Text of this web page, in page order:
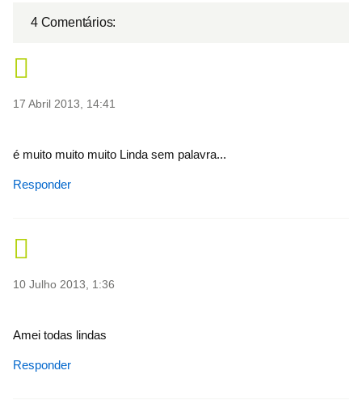
4 Comentários:
17 Abril 2013, 14:41
é muito muito muito Linda sem palavra...
Responder
10 Julho 2013, 1:36
Amei todas lindas
Responder